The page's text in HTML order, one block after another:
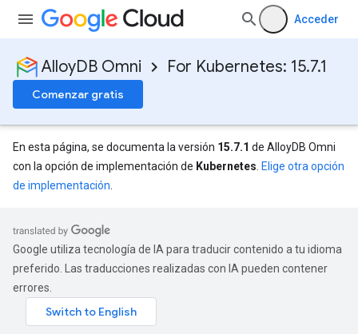
Acceder
AlloyDB Omni For Kubernetes: 15.7.1
Comenzar gratis
En esta página, se documenta la versión 15.7.1 de AlloyDB Omni
con la opción de implementación de Kubernetes Elige otra opción
de implementación
Google utiliza tecnología de IA para traducir contenido a tu idioma
preferido. Las traducciones realizadas con IA pueden contener
errores.